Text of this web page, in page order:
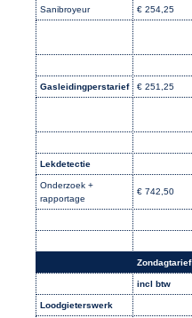
Sanibroyeur € 254,25
Gasleidingperstarief € 251,25
Lekdetectie
Onderzoek +
rapportage
€ 742,50
Zondagtarief
incl btw
Loodgieterswerk